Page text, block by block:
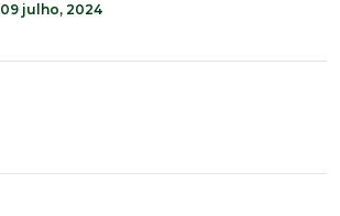
09 julho, 2024